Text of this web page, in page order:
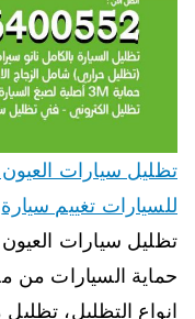
للسيارات تغييم سيارة
تظليل سيارات
حماية السيارات من
انواع التظليل،